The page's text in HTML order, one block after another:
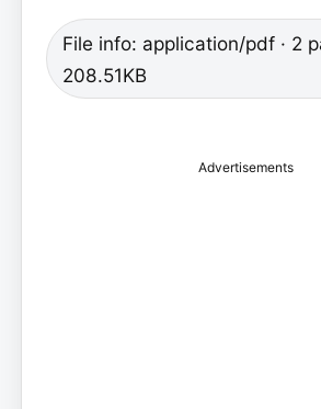
File info: application/pdf · 2
208.51KB
Advertisements